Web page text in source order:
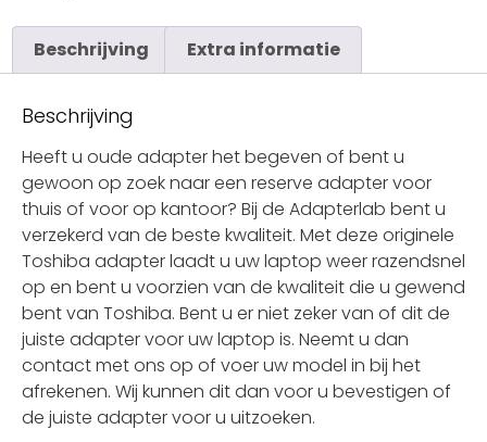
Beschrijving Extra informatie
Beschrijving
Heeft u oude adapter het begeven of bent u
gewoon op zoek naar een reserve adapter voor
thuis of voor op kantoor? Bij de Adapterlab bent u
verzekerd van de beste kwaliteit. Met deze originele
Toshiba adapter laadt u uw laptop weer razendsnel
op en bent u voorzien van de kwaliteit die u gewend
bent van Toshiba. Bent u er niet zeker van of dit de
juiste adapter voor uw laptop is. Neemt u dan
contact met ons op of voer uw model in bij het
afrekenen. Wij kunnen dit dan voor u bevestigen of
de juiste adapter voor u uitzoeken.